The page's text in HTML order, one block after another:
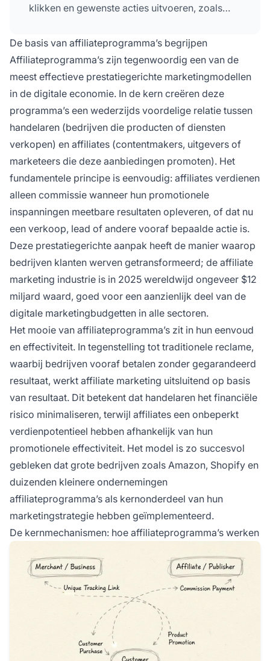
klikken en gewenste acties uitvoeren, zoals
affiliates een vergoeding. Zo ontstaat er een
win-winsamenwerking tussen handelaren en
promotors.
De basis van affiliateprogramma’s begrijpen
Affiliateprogramma’s zijn tegenwoordig een van de
meest effectieve prestatiegerichte marketingmodellen
in de digitale economie. In de kern creëren deze
programma’s een wederzijds voordelige relatie tussen
handelaren (bedrijven die producten of diensten
verkopen) en affiliates (contentmakers, uitgevers of
marketeers die deze aanbiedingen promoten). Het
fundamentele principe is eenvoudig: affiliates verdienen
alleen commissie wanneer hun promotionele
inspanningen meetbare resultaten opleveren, of dat nu
een verkoop, lead of andere vooraf bepaalde actie is.
Deze prestatiegerichte aanpak heeft de manier waarop
bedrijven klanten werven getransformeerd; de affiliate
marketing industrie is in 2025 wereldwijd ongeveer $12
miljard waard, goed voor een aanzienlijk deel van de
digitale marketingbudgetten in alle sectoren.
Het mooie van affiliateprogramma’s zit in hun eenvoud
en effectiviteit. In tegenstelling tot traditionele reclame,
waarbij bedrijven vooraf betalen zonder gegarandeerd
resultaat, werkt affiliate marketing uitsluitend op basis
van resultaat. Dit betekent dat handelaren het financiële
risico minimaliseren, terwijl affiliates een onbeperkt
verdienpotentieel hebben afhankelijk van hun
promotionele effectiviteit. Het model is zo succesvol
gebleken dat grote bedrijven zoals Amazon, Shopify en
duizenden kleinere ondernemingen
affiliateprogramma’s als kernonderdeel van hun
marketingstrategie hebben geïmplementeerd.
De kernmechanismen: hoe affiliateprogramma’s werken